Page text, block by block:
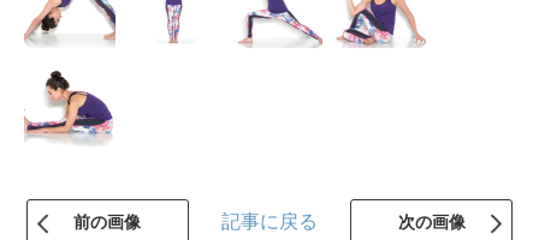
前の画像 記事に戻る 次の画像